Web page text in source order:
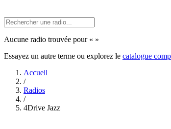
Aucune radio trouvée pour « »
Essayez un autre terme ou explorez le catalogue
Accueil
/
Radios
/
4Drive Jazz